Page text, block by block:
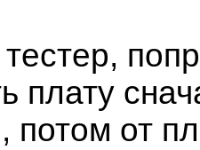
плату
потом от